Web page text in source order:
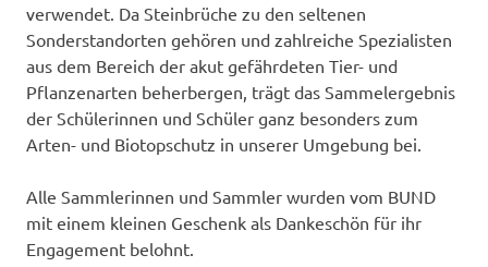
verwendet. Da Steinbrüche zu den seltenen
Sonderstandorten gehören und zahlreiche Spezialisten
aus dem Bereich der akut gefährdeten Tier- und
Pflanzenarten beherbergen, trägt das Sammelergebnis
der Schülerinnen und Schüler ganz besonders zum
Arten- und Biotopschutz in unserer Umgebung bei.
Alle Sammlerinnen und Sammler wurden vom BUND
mit einem kleinen Geschenk als Dankeschön für ihr
Engagement belohnt.